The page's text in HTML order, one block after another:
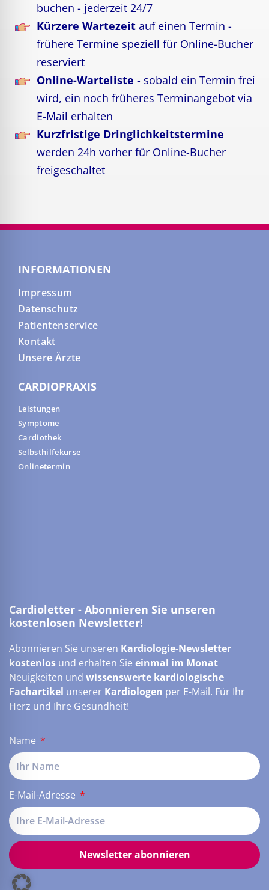
buchen - jederzeit 24/7
Kürzere Wartezeit auf einen Termin -
frühere Termine speziell für Online-Bucher
reserviert
Online-Warteliste - sobald ein Termin frei
wird, ein noch früheres Terminangebot via
E-Mail erhalten
Kurzfristige Dringlichkeitstermine
werden 24h vorher für Online-Bucher
freigeschaltet
INFORMATIONEN
Impressum
Datenschutz
Patientenservice
Kontakt
Unsere Ärzte
CARDIOPRAXIS
Leistungen
Symptome
Cardiothek
Selbsthilfekurse
Onlinetermin
Cardioletter - Abonnieren Sie unseren
kostenlosen Newsletter!
Abonnieren Sie unseren Kardiologie-Newsletter
kostenlos und erhalten Sie einmal im Monat
Neuigkeiten und wissenswerte kardiologische
Fachartikel unserer Kardiologen per E-Mail. Für Ihr
Herz und Ihre Gesundheit!
Name
E-Mail-Adresse
Newsletter abonnieren